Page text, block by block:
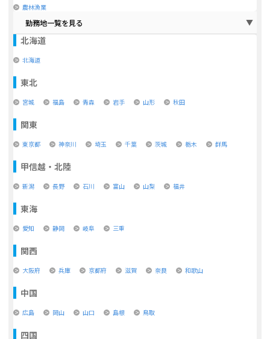
農林漁業
勤務地一覧を見る
北海道
北海道
東北
宮城 福島 青森 岩手 山形 秋田
関東
東京都 神奈川 埼玉 千葉 茨城 栃木 群馬
甲信越・北陸
新潟 長野 石川 富山 山梨 福井
東海
愛知 静岡 岐阜 三重
関西
大阪府 兵庫 京都府 滋賀 奈良 和歌山
中国
広島 岡山 山口 島根 鳥取
四国